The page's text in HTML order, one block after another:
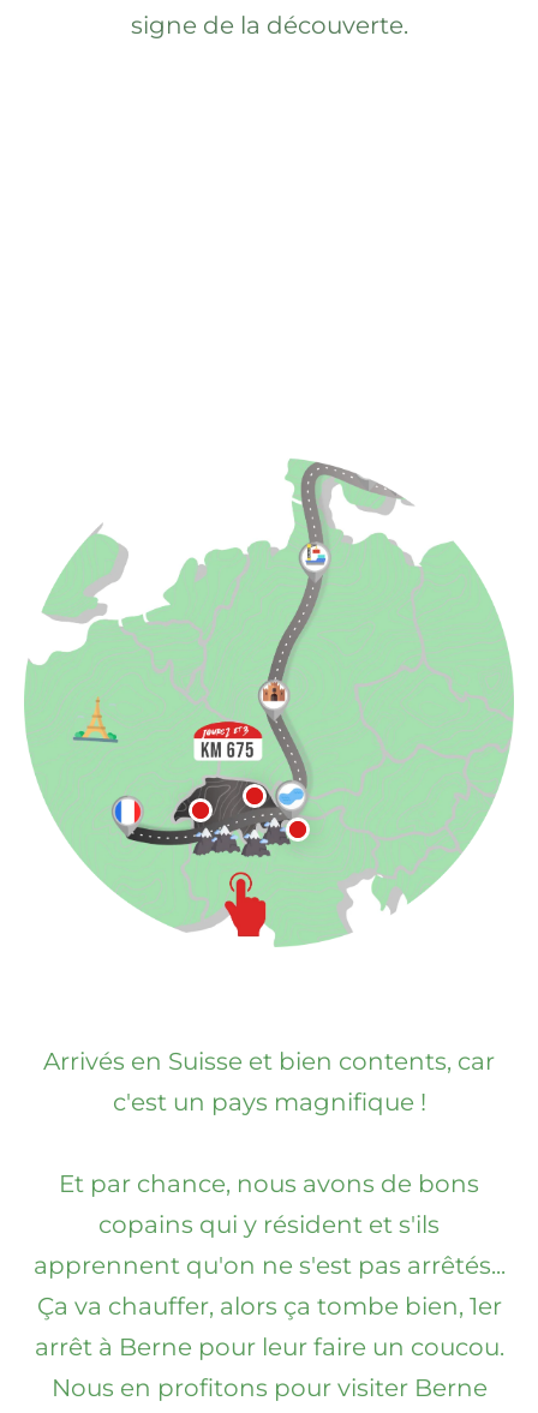
signe de la découverte.
Arrivés en Suisse et bien contents, car
c'est un pays magnifique !
Et par chance, nous avons de bons
copains qui y résident et s'ils
apprennent qu'on ne s'est pas arrêtés...
Ça va chauffer, alors ça tombe bien, 1er
arrêt à Berne pour leur faire un coucou.
Nous en profitons pour visiter Berne